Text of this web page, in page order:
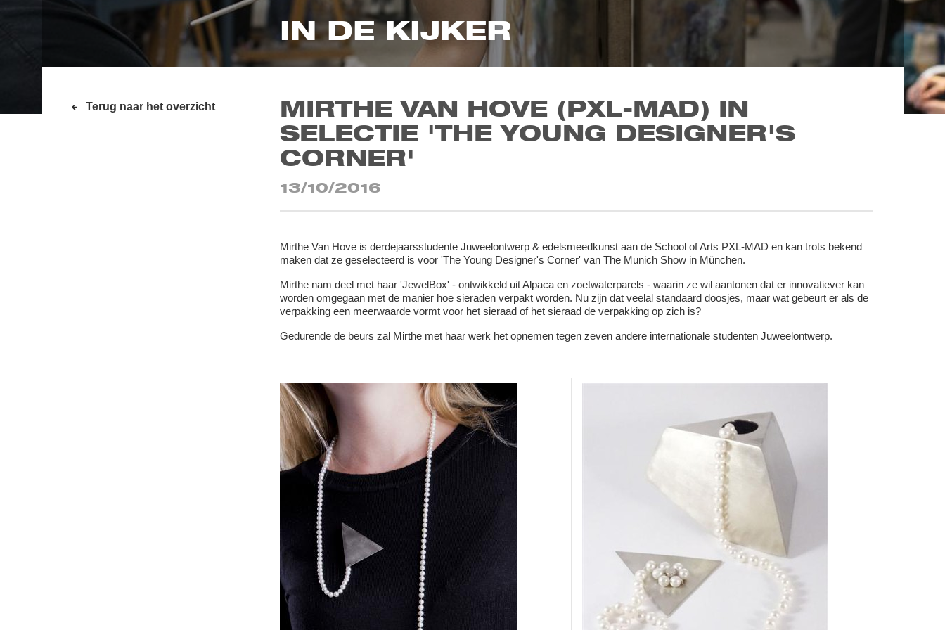
IN DE KIJKER
Terug naar het overzicht
MIRTHE VAN HOVE (PXL-MAD) IN
SELECTIE 'THE YOUNG DESIGNER'S
CORNER'
13/10/2016
Mirthe Van Hove is derdejaarsstudente Juweelontwerp & edelsmeedkunst aan de School of Arts PXL-MAD en kan trots bekend
maken dat ze geselecteerd is voor 'The Young Designer's Corner' van The Munich Show in München.
Mirthe nam deel met haar 'JewelBox' - ontwikkeld uit Alpaca en zoetwaterparels - waarin ze wil aantonen dat er innovatiever kan
worden omgegaan met de manier hoe sieraden verpakt worden. Nu zijn dat veelal standaard doosjes, maar wat gebeurt er als de
verpakking een meerwaarde vormt voor het sieraad of het sieraad de verpakking op zich is?
Gedurende de beurs zal Mirthe met haar werk het opnemen tegen zeven andere internationale studenten Juweelontwerp.